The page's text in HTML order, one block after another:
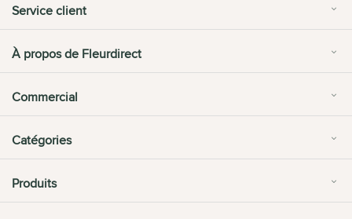
Service client
À propos de Fleurdirect
Commercial
Catégories
Produits